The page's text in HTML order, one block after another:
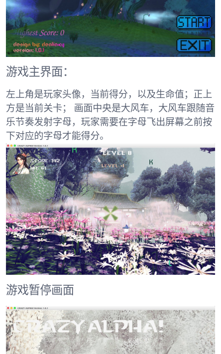
游戏主界面：
左上角是玩家头像，当前得分，以及生命值；正上
方是当前关卡； 画面中央是大风车，大风车跟随音
乐节奏发射字母，玩家需要在字母飞出屏幕之前按
下对应的字母才能得分。
游戏暂停画面